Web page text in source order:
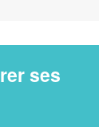
ses